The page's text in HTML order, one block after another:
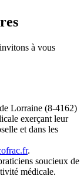
à vous
Lorraine (8-4162)
exerçant leur
et dans les
.
soucieux de
médicale.